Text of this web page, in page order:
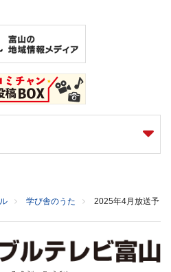
学び舎のうた
2025年4月放送予